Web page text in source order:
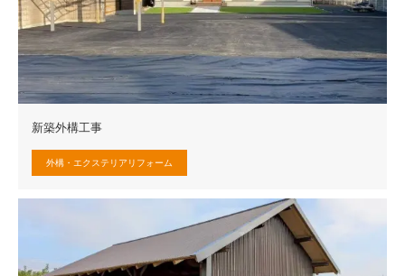
新築外構工事
外構・エクステリアリフォーム